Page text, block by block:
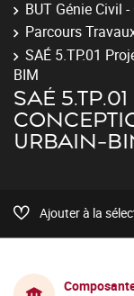
BUT Génie Civil
Parcours
SAÉ 5.TP.01
BIM
SAÉ
URBAIN-
Ajouter à la